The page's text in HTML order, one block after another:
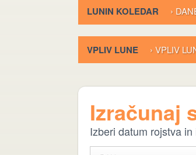
LUNIN KOLEDAR ›
VPLIV LUNE › VPLIV
Izračunaj
Izberi datum rojstva